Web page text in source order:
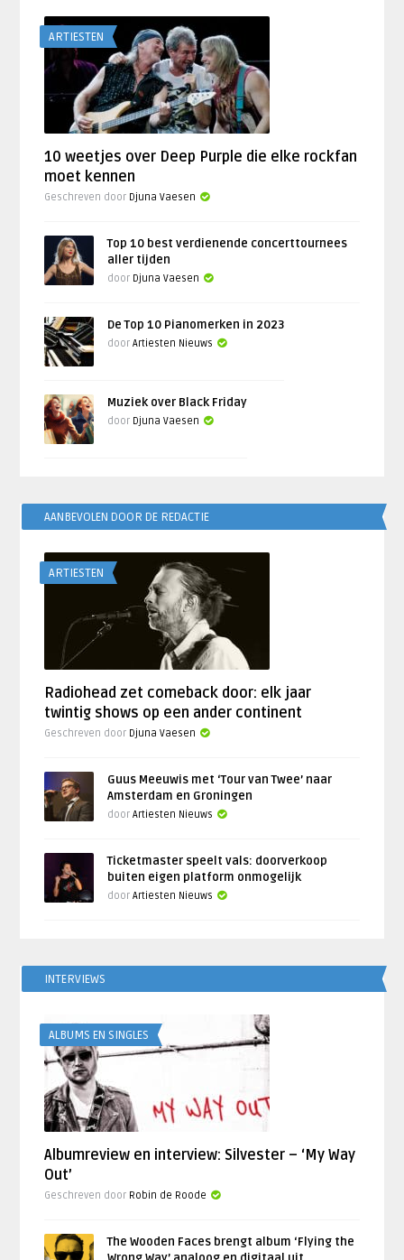
ARTIESTEN
10 weetjes over Deep Purple die elke rockfan
moet kennen
Geschreven door Djuna Vaesen
Top 10 best verdienende concerttournees
aller tijden
door Djuna Vaesen
De Top 10 Pianomerken in 2023
doorArtiesten Nieuws
Muziek over Black Friday
door Djuna Vaesen
AANBEVOLEN DOOR DE REDACTIE
ARTIESTEN
Radiohead zet comeback door: elk jaar
twintig shows op een ander continent
Geschreven door Djuna Vaesen
Guus Meeuwis met ‘Tour van Twee’ naar
Amsterdam en Groningen
doorArtiesten Nieuws
Ticketmaster speelt vals: doorverkoop
buiten eigen platform onmogelijk
doorArtiesten Nieuws
INTERVIEWS
ALBUMS EN SINGLES
Albumreview en interview: Silvester – ‘My Way
Out’
Geschreven door Robin de Roode
The Wooden Faces brengt album ‘Flying the